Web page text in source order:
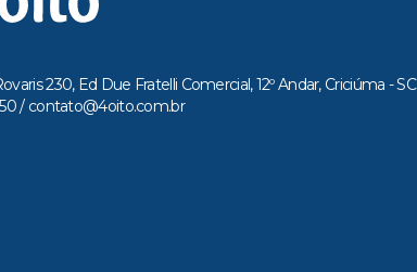
230, Ed Due Fratelli Comercial, 12º Andar, Criciúma - SC
/ contato@4oito.com.br